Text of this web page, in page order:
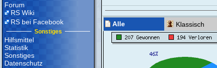
Forum
RS Wiki
RS bei Facebook
Sonstiges
Hilfsmittel
Statistik
Sonstiges
Datenschutz
Alle Klassisch